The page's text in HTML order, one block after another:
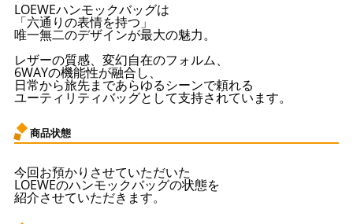
LOEWEハンモックバッグは
「六通りの表情を持つ」
唯一無二のデザインが最大の魅力。
レザーの質感、変幻自在のフォルム、
6WAYの機能性が融合し、
日常から旅先まであらゆるシーンで頼れる
ユーティリティバッグとして支持されています。
商品状態
今回お預かりさせていただいた
LOEWEのハンモックバッグの状態を
紹介させていただきます。